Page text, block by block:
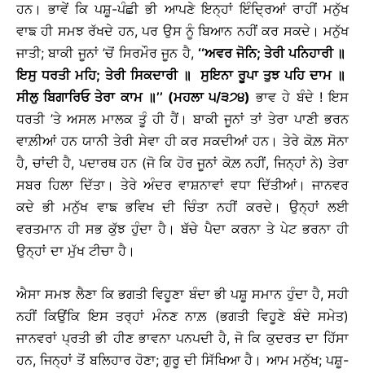
ਹਨ। ਭਾਵੇਂ ਕਿ ਪਸ਼ੂ-ਪੰਛੀ ਭੀ ਆਪਣੇ ਇਨ੍ਹਾਂ ਇੰਦ੍ਰਿਆਂ ਰਾਹੀਂ ਮਨੁੱਖ
ਵਾਙ ਹੀ ਸਮਝ ਰੱਖਦੇ ਹਨ, ਪਰ ਉਸ ਨੂੰ ਬਿਆਨ ਨਹੀਂ ਕਰ ਸਕਦੇ। ਮਨੁੱਖ
ਜਾਤੀ; ਬਾਕੀ ਜੂਨਾਂ ’ਚੋਂ ਸਿਰਮੌਰ ਜੂਨ ਹੈ,‘‘ਅਵਰ ਜੋਨਿ; ਤੇਰੀ ਪਨਿਹਾਰੀ ॥
ਇਸੁ ਧਰਤੀ ਮਹਿ; ਤੇਰੀ ਸਿਕਦਾਰੀ ॥ ਸੁਇਨਾ ਰੂਪਾ ਤੁਝ ਪਹਿ ਦਾਮ ॥
ਸੀਲੁ ਬਿਗਾਰਿਓ ਤੇਰਾ ਕਾਮ ॥’’ (ਮਹਲਾ ੫/੩੭੪) ਭਾਵ ਹੇ ਬੰਦੇ ! ਇਸ
ਧਰਤੀ ’ਤੇ ਅਸਲ ਮਾਲਕ ਤੂੰ ਹੀ ਹੈਂ। ਬਾਕੀ ਜੂਨਾਂ ਤਾਂ ਤੇਰਾ ਪਾਣੀ ਭਰਨ
ਵਾਲ਼ੀਆਂ ਹਨ ਯਾਨੀ ਤੇਰੀ ਸੇਵਾ ਹੀ ਕਰ ਸਕਦੀਆਂ ਹਨ। ਤੇਰੇ ਕੋਲ਼ ਸੋਨਾ
ਹੈ, ਚਾਂਦੀ ਹੈ, ਪਦਾਰਥ ਹਨ (ਜੋ ਕਿ ਹੋਰ ਜੂਨਾਂ ਕੋਲ਼ ਨਹੀਂ, ਜਿਨ੍ਹਾਂ ਨੇ) ਤੇਰਾ
ਸਬਰ ਹਿਲਾ ਦਿੱਤਾ। ਤੇਰੇ ਅੰਦਰ ਵਾਸ਼ਨਾਵਾਂ ਵਧਾ ਦਿੱਤੀਆਂ। ਜਾਨਵਰ
ਕਦੇ ਭੀ ਮਨੁੱਖ ਵਾਙ ਭਵਿਖ ਦੀ ਚਿੰਤਾ ਨਹੀਂ ਕਰਦੇ। ਉਨ੍ਹਾਂ ਲਈ
ਵਰਤਮਾਨ ਹੀ ਸਭ ਕੁੱਝ ਹੁੰਦਾ ਹੈ। ਬੱਚੇ ਪੈਦਾ ਕਰਨਾ ਤੇ ਪੇਟ ਭਰਨਾ ਹੀ
ਉਨ੍ਹਾਂ ਦਾ ਮੁੱਖ ਟੀਚਾ ਹੈ।
ਐਸਾ ਸਮਝ ਲੈਣਾ ਕਿ ਭਗਤੀ ਵਿਹੂਣਾ ਬੰਦਾ ਭੀ ਪਸ਼ੂ ਸਮਾਨ ਹੁੰਦਾ ਹੈ, ਸਹੀ
ਨਹੀਂ ਕਿਉਂਕਿ ਇਸ ਤਰ੍ਹਾਂ ਮੰਨਣ ਨਾਲ਼ (ਭਗਤੀ ਵਿਹੂਣੇ ਬੰਦੇ ਸਮੇਤ)
ਜਾਨਵਰਾਂ ਪ੍ਰਤੀ ਭੀ ਹੀਣ ਭਾਵਨਾ ਪਨਪਦੀ ਹੈ, ਜੋ ਕਿ ਕੁਦਰਤ ਦਾ ਹਿੱਸਾ
ਹਨ, ਜਿਨ੍ਹਾਂ ਤੋਂ ਬਲਿਹਾਰ ਹੋਣਾ; ਗੁਰੂ ਦੀ ਸਿੱਖਿਆ ਹੈ। ਆਮ ਮਨੁੱਖ; ਪਸ਼ੂ-